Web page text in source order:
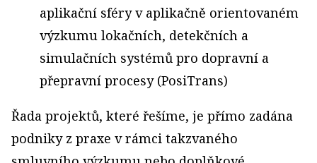
aplikační sféry v aplikačně orientovaném
výzkumu lokačních, detekčních a
simulačních systémů pro dopravní a
přepravní procesy (PosiTrans)
Řada projektů, které řešíme, je přímo zadána
podniky z praxe v rámci takzvaného